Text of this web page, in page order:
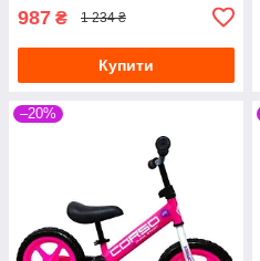
987 ₴ 1 234 ₴
Купити
–20%